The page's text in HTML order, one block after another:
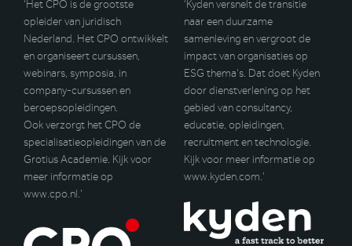
‘Het CPO is de grootste
opleider van juridisch
Nederland. Het CPO ontwikkelt
en organiseert cursussen,
webinars, symposia, in
company-cursussen en
beroepsopleidingen.
Ook verzorgt het CPO de
specialisatieopleidingen van de
Grotius Academie. Kijk voor
meer informatie op
www.cpo.nl.’
‘Kyden versnelt de transitie
naar een duurzame
samenleving en vergroot de
impact van organisaties op
ESG thema’s. Dat doet Kyden
door dienstverlening op het
gebied van consultancy,
educatie, opleidingen,
recruitment en technologie.
Kijk voor meer informatie op
www.kyden.com.’